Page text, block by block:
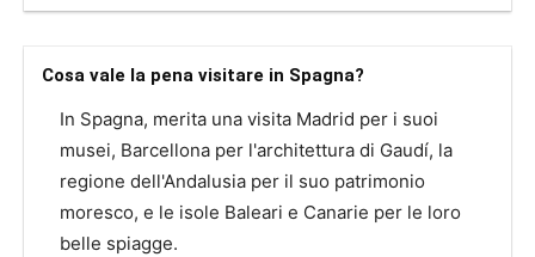
Cosa vale la pena visitare in Spagna?
In Spagna, merita una visita Madrid per i suoi
musei, Barcellona per l'architettura di Gaudí, la
regione dell'Andalusia per il suo patrimonio
moresco, e le isole Baleari e Canarie per le loro
belle spiagge.